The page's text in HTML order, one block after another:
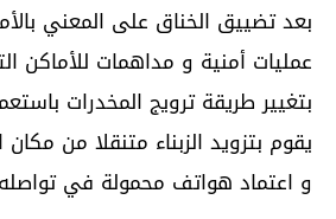
بعد تضييق الخناق على المعني
عمليات أمنية و مداهمات للأماكن
بتغيير طريقة ترويج المخدرات
يقوم بتزويد الزبناء متنقلا من
و اعتماد هواتف محمولة في